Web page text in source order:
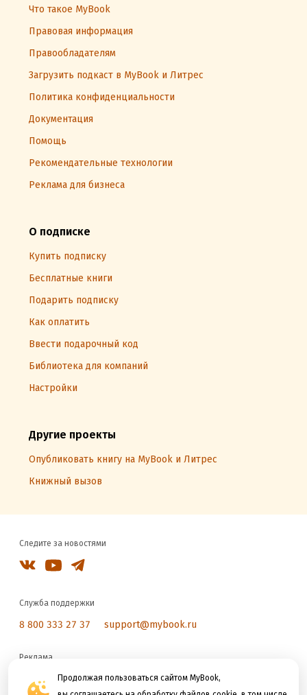
Продолжая пользоваться сайтом MyBook,
Что такое MyBook
Правовая информация
Правообладателям
Загрузить подкаст в MyBook и Литрес
Политика конфиденциальности
Документация
Помощь
Рекомендательные технологии
Реклама для бизнеса
О подписке
Купить подписку
Бесплатные книги
Подарить подписку
Как оплатить
Ввести подарочный код
Библиотека для компаний
Настройки
Другие проекты
Опубликовать книгу на MyBook и Литрес
Книжный вызов
Следите за новостями
Служба поддержки
8 800 333 27 37 support@mybook.ru
Реклама
reklama@litres.ru